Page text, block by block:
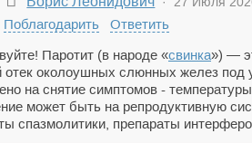
Поблагодарить
Ответить
Паротит (в народе «свинка») —
околоушных слюнных желез под
на снятие симптомов -
может быть на репродуктивную
спазмолитики, препараты